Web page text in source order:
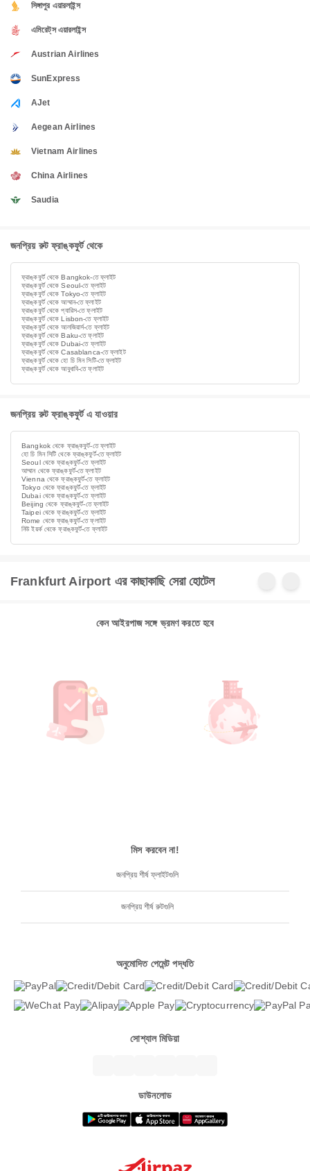
সিঙ্গাপুর এয়ারলাইন্স
এমিরেট্‌স এয়ারলাইন্স
Austrian Airlines
SunExpress
AJet
Aegean Airlines
Vietnam Airlines
China Airlines
Saudia
জনপ্রিয় রুট ফ্রাঙ্কফুর্ট থেকে
ফ্রাঙ্কফুর্ট থেকে Bangkok-তে ফ্লাইট
ফ্রাঙ্কফুর্ট থেকে Seoul-তে ফ্লাইট
ফ্রাঙ্কফুর্ট থেকে Tokyo-তে ফ্লাইট
ফ্রাঙ্কফুর্ট থেকে আম্মান-তে ফ্লাইট
ফ্রাঙ্কফুর্ট থেকে প্যারিস-তে ফ্লাইট
ফ্রাঙ্কফুর্ট থেকে Lisbon-তে ফ্লাইট
ফ্রাঙ্কফুর্ট থেকে আলজিয়ার্স-তে ফ্লাইট
ফ্রাঙ্কফুর্ট থেকে Baku-তে ফ্লাইট
ফ্রাঙ্কফুর্ট থেকে Dubai-তে ফ্লাইট
ফ্রাঙ্কফুর্ট থেকে Casablanca-তে ফ্লাইট
ফ্রাঙ্কফুর্ট থেকে হো চি মিন সিটি-তে ফ্লাইট
ফ্রাঙ্কফুর্ট থেকে আবুধাবি-তে ফ্লাইট
জনপ্রিয় রুট ফ্রাঙ্কফুর্ট এ যাওয়ার
Bangkok থেকে ফ্রাঙ্কফুর্ট-তে ফ্লাইট
হো চি মিন সিটি থেকে ফ্রাঙ্কফুর্ট-তে ফ্লাইট
Seoul থেকে ফ্রাঙ্কফুর্ট-তে ফ্লাইট
আম্মান থেকে ফ্রাঙ্কফুর্ট-তে ফ্লাইট
Vienna থেকে ফ্রাঙ্কফুর্ট-তে ফ্লাইট
Tokyo থেকে ফ্রাঙ্কফুর্ট-তে ফ্লাইট
Dubai থেকে ফ্রাঙ্কফুর্ট-তে ফ্লাইট
Beijing থেকে ফ্রাঙ্কফুর্ট-তে ফ্লাইট
Taipei থেকে ফ্রাঙ্কফুর্ট-তে ফ্লাইট
Rome থেকে ফ্রাঙ্কফুর্ট-তে ফ্লাইট
নিউ ইয়র্ক থেকে ফ্রাঙ্কফুর্ট-তে ফ্লাইট
Frankfurt Airport এর কাছাকাছি সেরা হোটেল
কেন আইরপাজ সঙ্গে ভ্রমণ করতে হবে
মিস করবেন না!
জনপ্রিয় শীর্ষ ফ্লাইটগুলি
জনপ্রিয় শীর্ষ রুটগুলি
অনুমোদিত পেমেন্ট পদ্ধতি
সোশ্যাল মিডিয়া
ডাউনলোড